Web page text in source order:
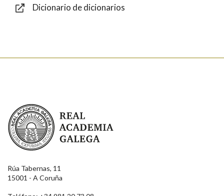
Dicionario de dicionarios
Real Academia Galega
Rúa Tabernas, 11
15001 - A Coruña